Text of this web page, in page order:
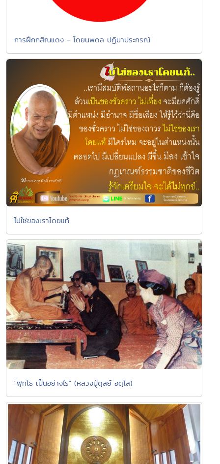
การฝึกกสิณแดง - โดยนพดล ปฏิมาประกรณ์
ไม่ใช่ของเราโดยแท้
"พุทโธ เป็นอย่างไร" (หลวงปู่ดุลย์ อตุโล)